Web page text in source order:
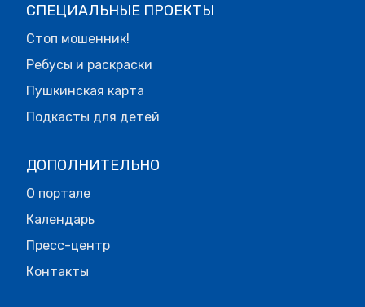
СПЕЦИАЛЬНЫЕ ПРОЕКТЫ
Стоп мошенник!
Ребусы и раскраски
Пушкинская карта
Подкасты для детей
ДОПОЛНИТЕЛЬНО
О портале
Календарь
Пресс-центр
Контакты